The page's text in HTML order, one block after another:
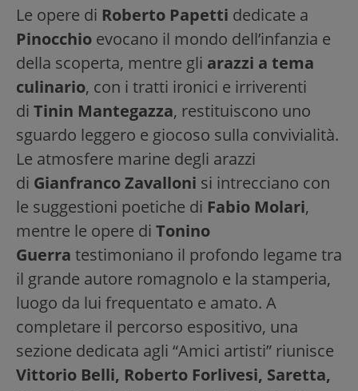
Le opere di Roberto Papetti dedicate a
Pinocchio evocano il mondo dell’infanzia e
della scoperta, mentre gli arazzi a tema
culinario, con i tratti ironici e irriverenti
di Tinin Mantegazza, restituiscono uno
sguardo leggero e giocoso sulla convivialità.
Le atmosfere marine degli arazzi
di Gianfranco Zavalloni si intrecciano con
le suggestioni poetiche di Fabio Molari,
mentre le opere di Tonino
Guerra testimoniano il profondo legame tra
il grande autore romagnolo e la stamperia,
luogo da lui frequentato e amato. A
completare il percorso espositivo, una
sezione dedicata agli “Amici artisti” riunisce
Vittorio Belli, Roberto Forlivesi, Saretta,